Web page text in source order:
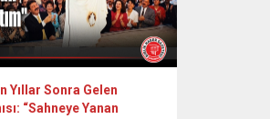
güvenini...
Yıllar Sonra Gelen
“Sahneye Yanan